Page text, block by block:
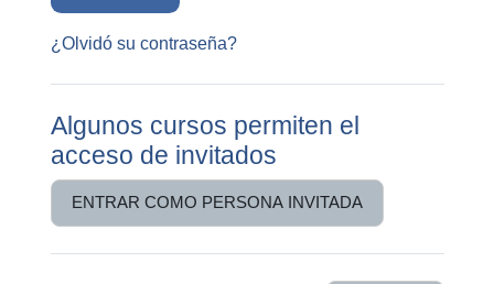
¿Olvidó su contraseña?
Algunos cursos permiten el
acceso de invitados
ENTRAR COMO PERSONA INVITADA